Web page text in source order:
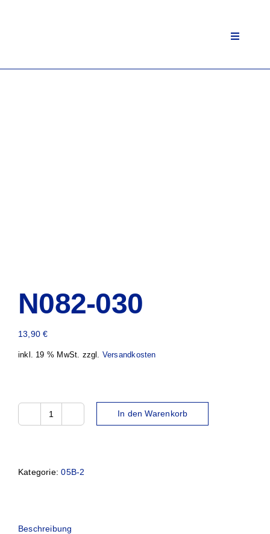
Toggle
N082-030
13,90€
inkl. 19 % MwSt. zzgl. Versandkosten
N082-
In den Warenkorb
Kategorie:05B-2
Beschreibung